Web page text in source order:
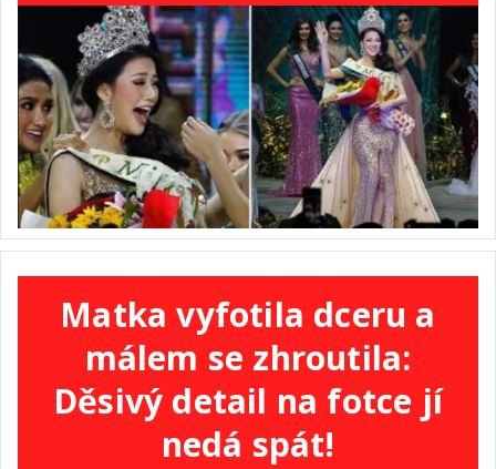
Matka vyfotila dceru a
málem se zhroutila:
Děsivý detail na fotce jí
nedá spát!